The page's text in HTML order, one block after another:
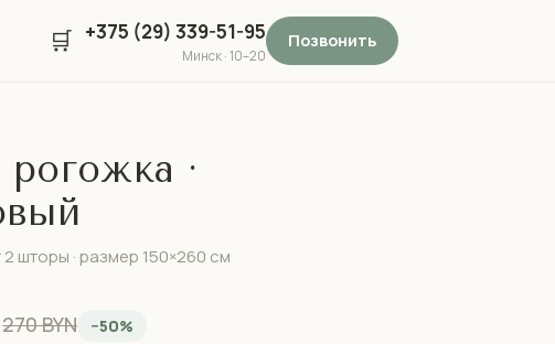
🛒 +375 (29) 339-51-95
Минск · 10–20
Позвонить
·
шторы · размер 150×260 см
270 BYN
−50%